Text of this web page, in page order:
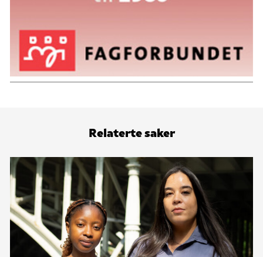
Relaterte saker